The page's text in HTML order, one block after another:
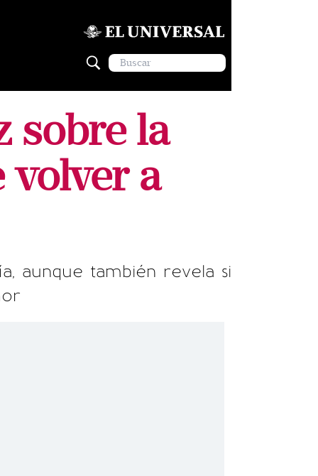
sobre la
volver a
aunque también revela si